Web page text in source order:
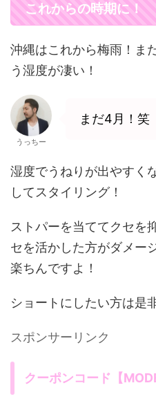
これからの時期に！
沖縄はこれから梅雨！ま
う湿度が凄い！
うっちー
まだ4月！笑
湿度でうねりが出やすく
してスタイリング！
ストパーを当ててクセを
セを活かした方がダメー
楽ちんですよ！
ショートにしたい方は是
スポンサーリンク
クーポンコード【